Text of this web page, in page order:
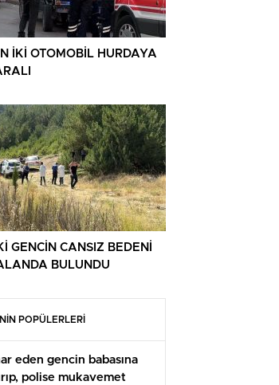
İKİ OTOMOBİL HURDAYA
GENCİN CANSIZ BEDENİ
BULUNDU
POPÜLERLERİ
eden gencin babasına
polise mukavemet